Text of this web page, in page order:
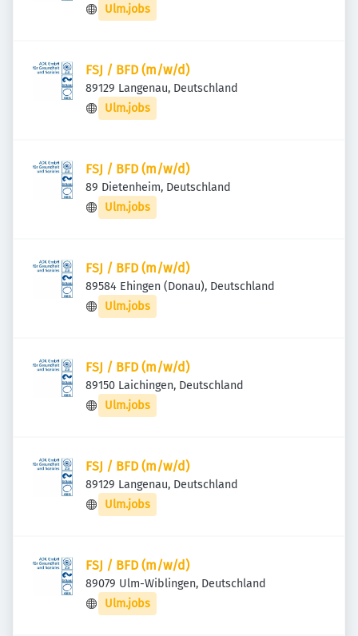
Ulm.jobs
FSJ / BFD (m/w/d)
89129 Langenau, Deutschland
Ulm.jobs
FSJ / BFD (m/w/d)
89 Dietenheim, Deutschland
Ulm.jobs
FSJ / BFD (m/w/d)
89584 Ehingen (Donau), Deutschland
Ulm.jobs
FSJ / BFD (m/w/d)
89150 Laichingen, Deutschland
Ulm.jobs
FSJ / BFD (m/w/d)
89129 Langenau, Deutschland
Ulm.jobs
FSJ / BFD (m/w/d)
89079 Ulm-Wiblingen, Deutschland
Ulm.jobs